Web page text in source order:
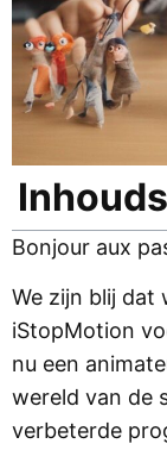
Bonjour aux
We zijn blij dat
iStopMotion
nu een
wereld van de
verbeterde